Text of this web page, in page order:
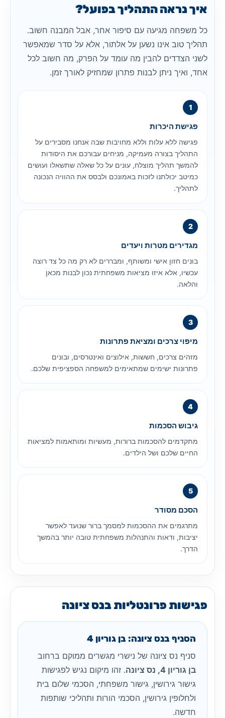
איך נראה התהליך בפועל?
כל משפחה מגיעה עם סיפור אחר, אבל המבנה חשוב.
תהליך טוב אינו נשען על אלתור, אלא על סדר שמאפשר
לשני הצדדים להבין מה עומד על הפרק, מה חשוב לכל
אחד, ואיך ניתן לבנות פתרון שמחזיק לאורך זמן.
פגישת היכרות
פגישה ללא עלות וללא מחויבות שבה אנחנו מסבירים על
התהליך בצורה מעמיקה, מניחים עבורכם את היסודות
להמשך תהליך מוצלח, עונים על כל שאלה שתשאלו ועושים
כמיטב יכולתנו לזכות באמונכם ולבסס את ההוויה הנכונה
לתהליך.
מגדירים מטרות ויעדים
בונים חזון אישי ומשותף, ומבררים לא רק מה כל צד רוצה
עכשיו, אלא איזו מציאות משפחתית נכון לבנות מכאן
והלאה.
מיפוי צרכים ומציאת פתרונות
מזהים צרכים, חששות, אילוצים ואינטרסים, ובונים
פתרונות ישימים שמתאימים למשפחה הספציפית שלכם.
גיבוש הסכמות
מתקדמים להסכמות ברורות, מעשיות ומותאמות למציאות
החיים שלכם ושל הילדים.
הסכם מסודר
מתרגמים את ההסכמות למסמך ברור שנועד לאפשר
יציבות, ודאות והתנהלות משפחתית טובה יותר בהמשך
הדרך.
פגישות פרונטליות בנס ציונה
הסניף בנס ציונה: בן גוריון 4
סניף נס ציונה של נישרי מגשרים ממוקם ברחוב
בן גוריון 4, נס ציונה
. זהו מיקום נגיש לפגישות
גישור גירושין, גישור משפחתי, הסכמי שלום בית
ולחלופין גירושין, הסכמי הורות ותהליכי שותפות
חדשה.